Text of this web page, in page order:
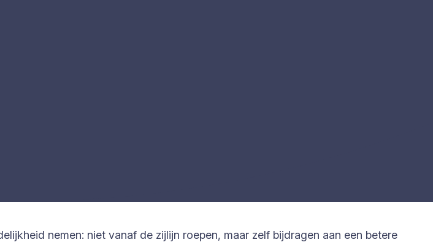
nemen: niet vanaf de zijlijn roepen, maar zelf bijdragen aan een betere